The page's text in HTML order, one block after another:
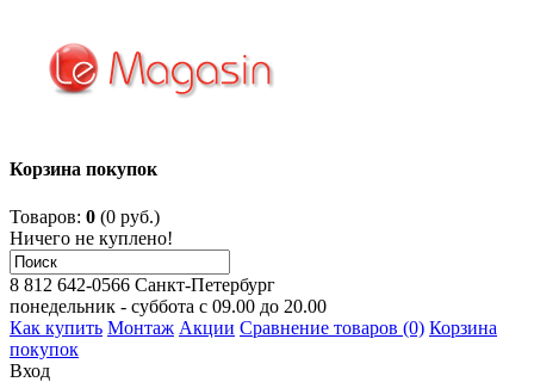
Корзина покупок
Товаров: 0 (0 руб.)
Ничего не куплено!
8 812 642-0566 Санкт-Петербург
понедельник - суббота с 09.00 до 20.00
Как купить Монтаж Акции Сравнение товаров (0) Корзина
покупок
Вход